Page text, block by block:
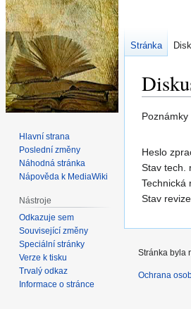
Skočit
navigaci
Skočit
vyhledávání
Heslo
Stav tech.
Technická
Stav
Stránka
Hlavní strana
Poslední změny
Náhodná stránka
Nápověda k MediaWiki
Nástroje
Odkazuje sem
Související změny
Speciální stránky
Verze k tisku
Trvalý odkaz
Informace o stránce
Stránka byla
Ochrana